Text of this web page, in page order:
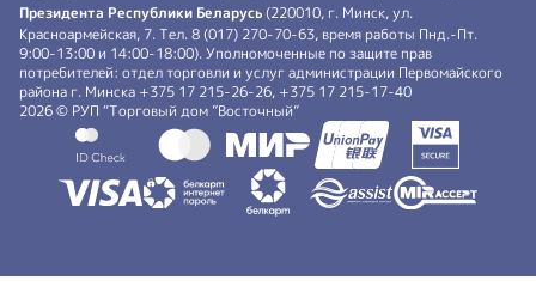
Президента Республики Беларусь (220010, г. Минск, ул.
Красноармейская, 7. Тел. 8 (017) 270-70-63, время работы Пнд.-Пт.
9:00-13:00 и 14:00-18:00). Уполномоченные по защите прав
потребителей: отдел торговли и услуг администрации Первомайского
района г. Минска +375 17 215-26-26, +375 17 215-17-40
2026 © РУП “Торговый дом ”Восточный”